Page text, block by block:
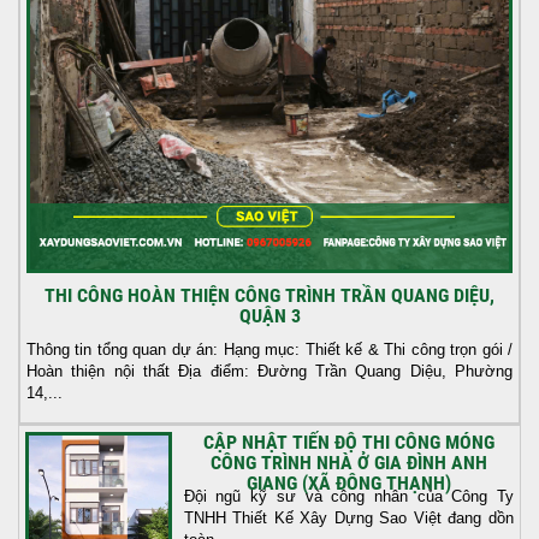
THI CÔNG HOÀN THIỆN CÔNG TRÌNH TRẦN QUANG DIỆU,
QUẬN 3
Thông tin tổng quan dự án: Hạng mục: Thiết kế & Thi công trọn gói /
Hoàn thiện nội thất Địa điểm: Đường Trần Quang Diệu, Phường
14,...
CẬP NHẬT TIẾN ĐỘ THI CÔNG MÓNG
CÔNG TRÌNH NHÀ Ở GIA ĐÌNH ANH
GIANG (XÃ ĐÔNG THẠNH)
Đội ngũ kỹ sư và công nhân của Công Ty
TNHH Thiết Kế Xây Dựng Sao Việt đang dồn